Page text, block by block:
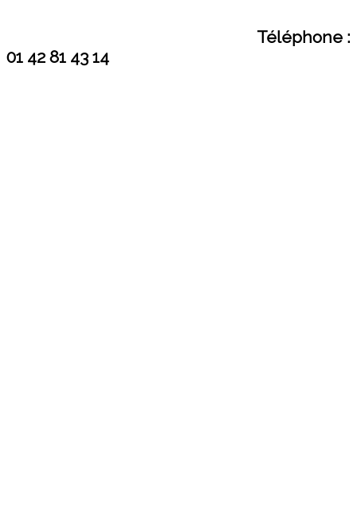
Téléphone :
01 42 81 43 14